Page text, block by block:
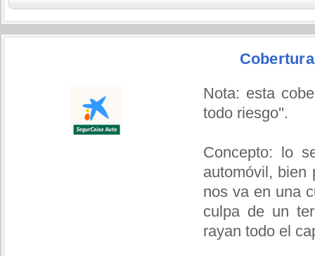
Nota: esta
todo riesgo''.
Concepto: lo
automóvil, bien
nos va en una
culpa de un
rayan todo el